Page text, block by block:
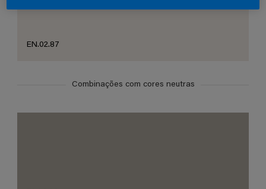
EN.02.87
Combinações com cores neutras